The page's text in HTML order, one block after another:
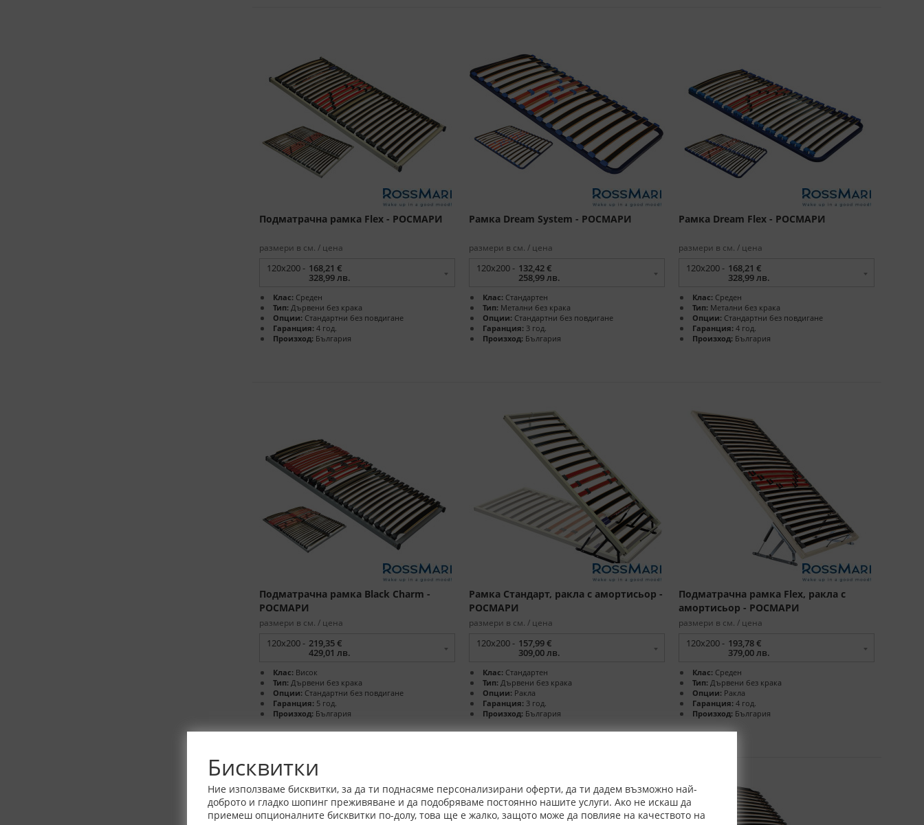
Бисквитки
Ние използваме бисквитки, за да ти поднасяме персонализирани оферти, да ти дадем възможно най-
доброто и гладко шопинг преживяване и да подобряваме постоянно нашите услуги. Ако не искаш да
приемеш опционалните бисквитки по-долу, това ще е жалко, защото може да повлияе на качеството на
Подматрачна рамка Flex - РОСМАРИ
размери в см. / цена
120x200 - 168,21 €
328,99 лв.
Клас: Среден
Тип: Дървени без крака
Опции: Стандартни без повдигане
Гаранция: 4 год.
Произход: България
Рамка Dream System - РОСМАРИ
размери в см. / цена
120x200 - 132,42 €
258,99 лв.
Клас: Стандартен
Тип: Метални без крака
Опции: Стандартни без повдигане
Гаранция: 3 год.
Произход: България
Рамка Dream Flex - РОСМАРИ
размери в см. / цена
120x200 - 168,21 €
328,99 лв.
Клас: Среден
Тип: Метални без крака
Опции: Стандартни без повдигане
Гаранция: 4 год.
Произход: България
Подматрачна рамка Black Charm -
РОСМАРИ
размери в см. / цена
120x200 - 219,35 €
429,01 лв.
Клас: Висок
Тип: Дървени без крака
Опции: Стандартни без повдигане
Гаранция: 5 год.
Произход: България
Рамка Стандарт, ракла с амортисьор -
РОСМАРИ
размери в см. / цена
120x200 - 157,99 €
309,00 лв.
Клас: Стандартен
Тип: Дървени без крака
Опции: Ракла
Гаранция: 3 год.
Произход: България
Подматрачна рамка Flex, ракла с
амортисьор - РОСМАРИ
размери в см. / цена
120x200 - 193,78 €
379,00 лв.
Клас: Среден
Тип: Дървени без крака
Опции: Ракла
Гаранция: 4 год.
Произход: България